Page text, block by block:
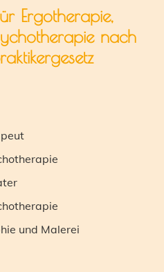
Ergotherapie,
nach
und Malerei